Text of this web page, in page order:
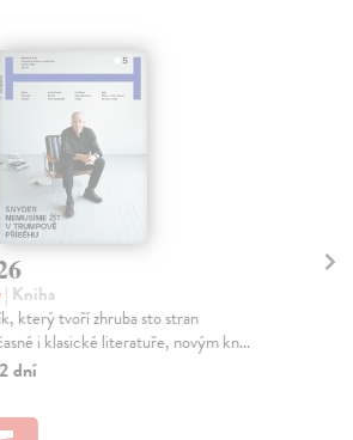
| Kniha
který tvoří zhruba sto stran
i klasické literatuře, novým kn...
dní